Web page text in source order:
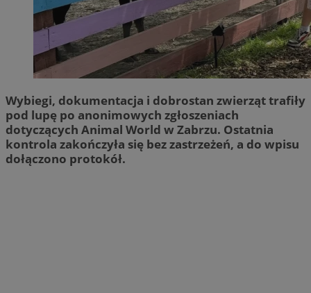
Wybiegi, dokumentacja i dobrostan zwierząt trafiły
pod lupę po anonimowych zgłoszeniach
dotyczących Animal World w Zabrzu. Ostatnia
kontrola zakończyła się bez zastrzeżeń, a do wpisu
dołączono protokół.